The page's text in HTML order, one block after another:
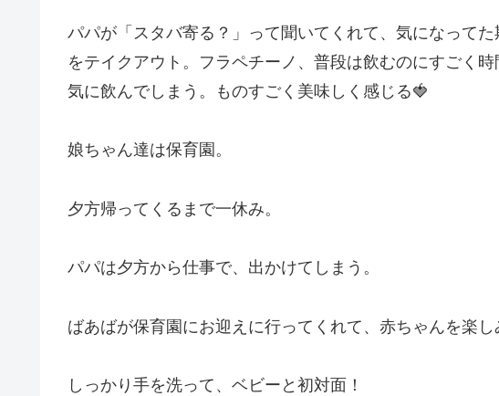
パパが「スタバ寄る？」って聞いてくれて、気になって
をテイクアウト。フラペチーノ、普段は飲むのにすごく
気に飲んでしまう。ものすごく美味しく感じる🍓
娘ちゃん達は保育園。
夕方帰ってくるまで一休み。
パパは夕方から仕事で、出かけてしまう。
ばあばが保育園にお迎えに行ってくれて、赤ちゃんを楽し
しっかり手を洗って、ベビーと初対面！